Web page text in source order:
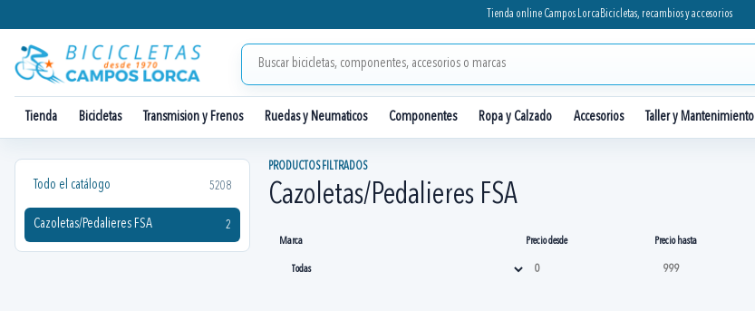
Tienda online Campos Lorca Bicicletas, recambios y accesorios
Tienda Bicicletas Transmision y Frenos Ruedas y Neumaticos Componentes Ropa y Calzado Accesorios Taller y Mantenimiento
Todo el catálogo 5208
Cazoletas/Pedalieres FSA 2
PRODUCTOS FILTRADOS
Cazoletas/Pedalieres FSA
Marca Precio desde Precio hasta